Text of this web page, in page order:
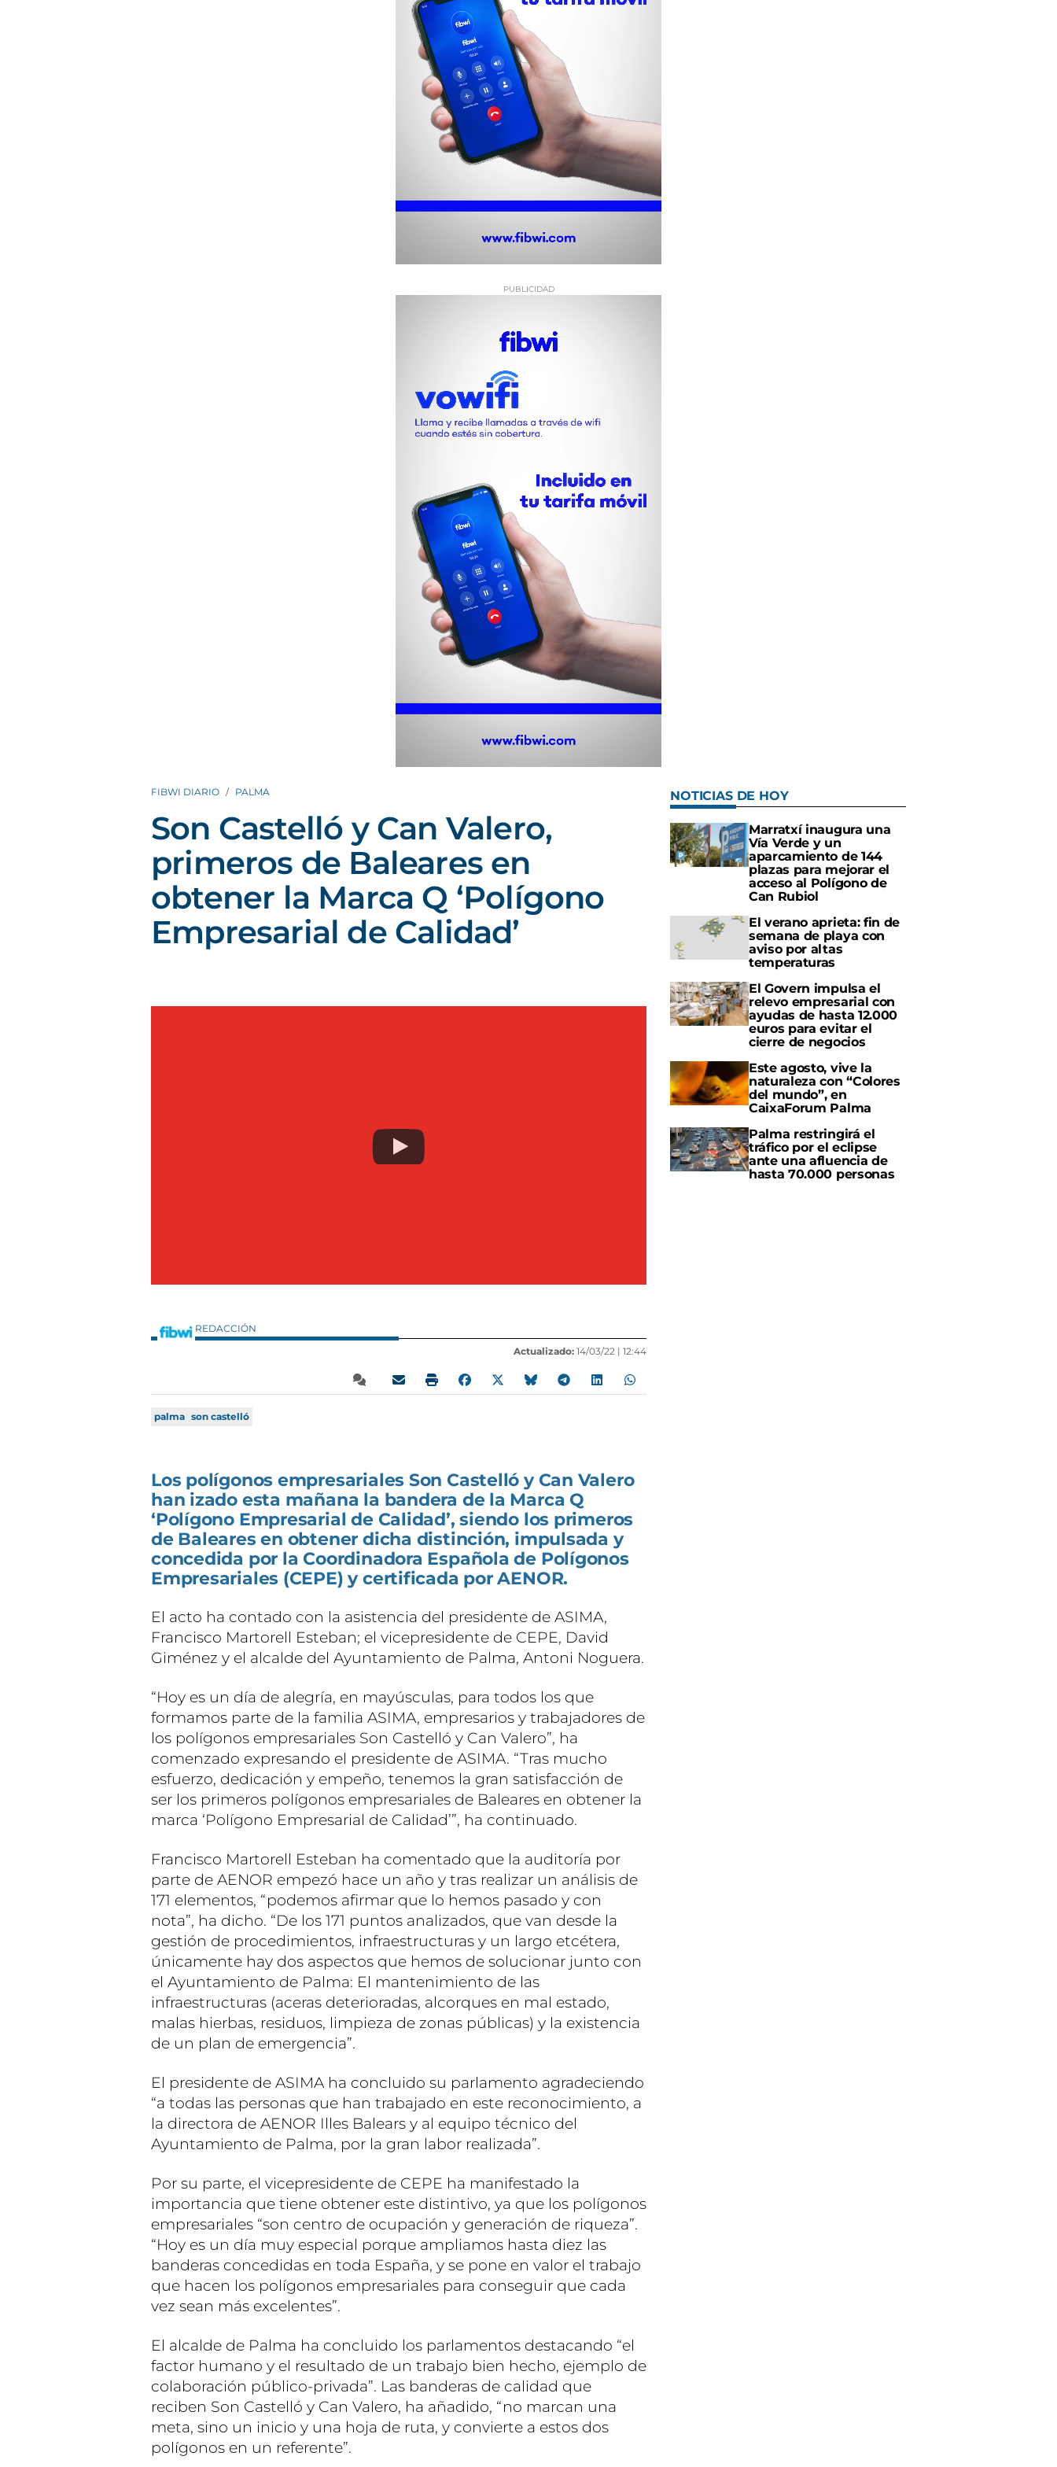
FIBWI DIARIO PALMA
Son Castelló y Can Valero,
primeros de Baleares en
obtener la Marca Q ‘Polígono
Empresarial de Calidad’
REDACCIÓN
Actualizado: 14/03/22 | 12:44
palma son castelló
Los polígonos empresariales Son Castelló y Can Valero
han izado esta mañana la bandera de la Marca Q
‘Polígono Empresarial de Calidad’, siendo los primeros
de Baleares en obtener dicha distinción, impulsada y
concedida por la Coordinadora Española de Polígonos
Empresariales (CEPE) y certificada por AENOR.
El acto ha contado con la asistencia del presidente de ASIMA,
Francisco Martorell Esteban; el vicepresidente de CEPE, David
Giménez y el alcalde del Ayuntamiento de Palma, Antoni Noguera.
“Hoy es un día de alegría, en mayúsculas, para todos los que
formamos parte de la familia ASIMA, empresarios y trabajadores de
los polígonos empresariales Son Castelló y Can Valero”, ha
comenzado expresando el presidente de ASIMA. “Tras mucho
esfuerzo, dedicación y empeño, tenemos la gran satisfacción de
ser los primeros polígonos empresariales de Baleares en obtener la
marca ‘Polígono Empresarial de Calidad’”, ha continuado.
Francisco Martorell Esteban ha comentado que la auditoría por
parte de AENOR empezó hace un año y tras realizar un análisis de
171 elementos, “podemos afirmar que lo hemos pasado y con
nota”, ha dicho. “De los 171 puntos analizados, que van desde la
gestión de procedimientos, infraestructuras y un largo etcétera,
únicamente hay dos aspectos que hemos de solucionar junto con
el Ayuntamiento de Palma: El mantenimiento de las
infraestructuras (aceras deterioradas, alcorques en mal estado,
malas hierbas, residuos, limpieza de zonas públicas) y la existencia
de un plan de emergencia”.
El presidente de ASIMA ha concluido su parlamento agradeciendo
“a todas las personas que han trabajado en este reconocimiento, a
la directora de AENOR Illes Balears y al equipo técnico del
Ayuntamiento de Palma, por la gran labor realizada”.
Por su parte, el vicepresidente de CEPE ha manifestado la
importancia que tiene obtener este distintivo, ya que los polígonos
empresariales “son centro de ocupación y generación de riqueza”.
“Hoy es un día muy especial porque ampliamos hasta diez las
banderas concedidas en toda España, y se pone en valor el trabajo
que hacen los polígonos empresariales para conseguir que cada
vez sean más excelentes”.
El alcalde de Palma ha concluido los parlamentos destacando “el
factor humano y el resultado de un trabajo bien hecho, ejemplo de
colaboración público-privada”. Las banderas de calidad que
reciben Son Castelló y Can Valero, ha añadido, “no marcan una
meta, sino un inicio y una hoja de ruta, y convierte a estos dos
polígonos en un referente”.
NOTICIAS DE HOY
Marratxí inaugura una
Vía Verde y un
aparcamiento de 144
plazas para mejorar el
acceso al Polígono de
Can Rubiol
El verano aprieta: fin de
semana de playa con
aviso por altas
temperaturas
El Govern impulsa el
relevo empresarial con
ayudas de hasta 12.000
euros para evitar el
cierre de negocios
Este agosto, vive la
naturaleza con “Colores
del mundo”, en
CaixaForum Palma
Palma restringirá el
tráfico por el eclipse
ante una afluencia de
hasta 70.000 personas